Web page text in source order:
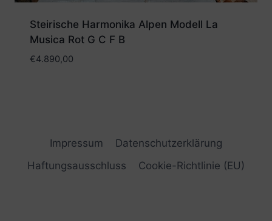
Steirische Harmonika Alpen Modell La
Musica Rot G C F B
€4.890,00
Impressum
Datenschutzerklärung
Haftungsausschluss
Cookie-Richtlinie (EU)